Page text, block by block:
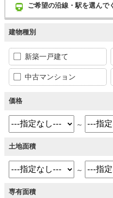
ご希望の沿線・駅を選んで
建物種別
新築一戸建て
中古マンション
価格
～
土地面積
～
専有面積